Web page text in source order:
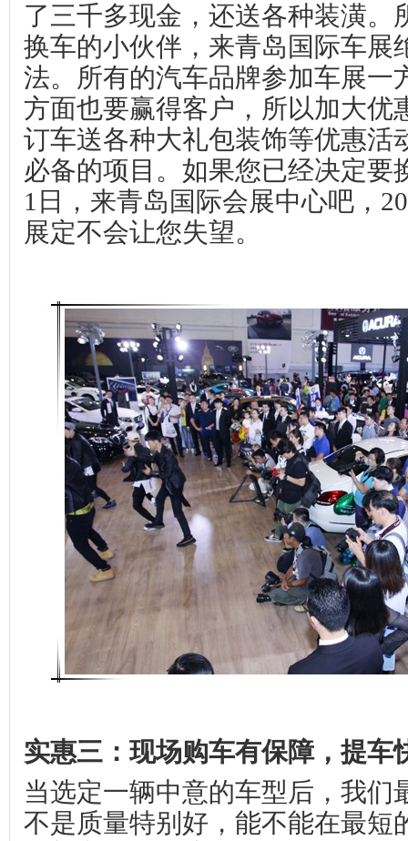
了三千多现金，还送各种装潢。
换车的小伙伴，来青岛国际车展
法。所有的汽车品牌参加车展一
方面也要赢得客户，所以加大优
订车送各种大礼包装饰等优惠活
必备的项目。如果您已经决定要
1 日
，来青岛国际会展中心吧，
展定不会让您失望。
实惠三：现场购车有保障，提车
当选定一辆中意的车型后，我们
不是质量特别好，能不能在最短